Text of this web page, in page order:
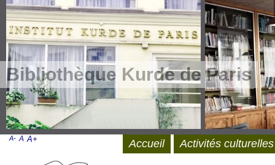
Bibliothèque Kurde de Paris
Accueil Activités culturelles
A- A A+